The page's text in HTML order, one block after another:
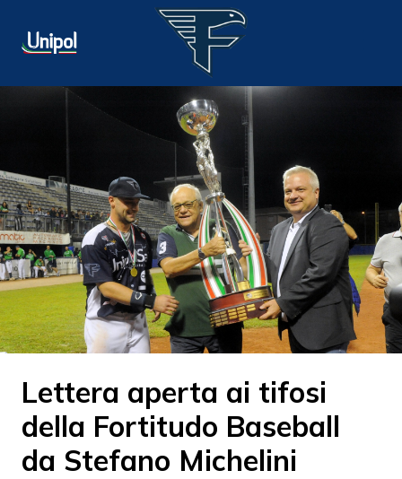
Lettera aperta ai tifosi
della Fortitudo Baseball
da Stefano Michelini